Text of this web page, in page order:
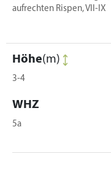
aufrechten Rispen, VII-IX
Höhe(m)
3-4
WHZ
5a